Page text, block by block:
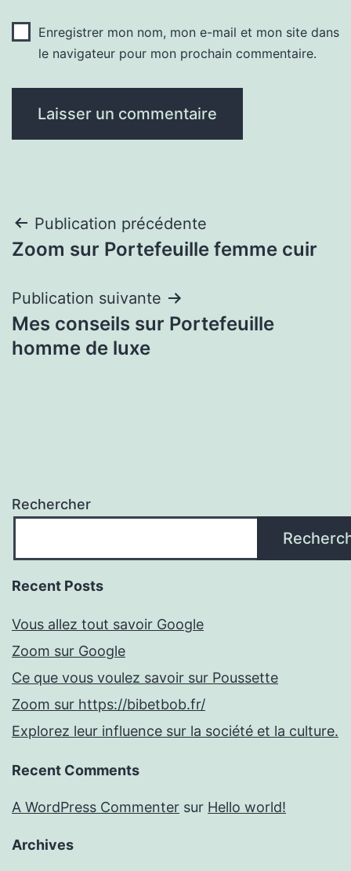
Enregistrer mon nom, mon e-mail et mon site dans
le navigateur pour mon prochain commentaire.
Navigation
de
l’article
Publication précédente
Zoom sur Portefeuille femme cuir
Publication suivante
Mes conseils sur Portefeuille
homme de luxe
Rechercher
Recent Posts
Vous allez tout savoir Google
Zoom sur Google
Ce que vous voulez savoir sur Poussette
Zoom sur https://bibetbob.fr/
Explorez leur influence sur la société et la culture.
Recent Comments
A WordPress Commenter sur Hello world!
Archives